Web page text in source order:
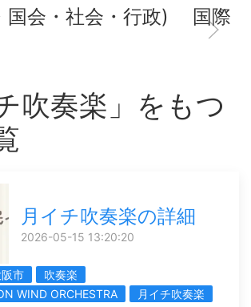
国会・社会・行政) 国際
吹奏楽」をもつ
月イチ吹奏楽の詳細
2026-05-15 13:20:20
市
吹奏楽
WIND ORCHESTRA
月イチ吹奏楽